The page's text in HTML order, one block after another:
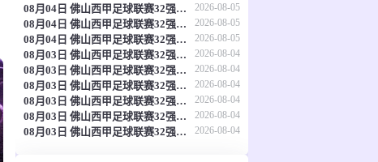
08月04日 佛山西甲足球联赛32强淘汰赛 贪玩游戏 VS 美的薪火 全场录像 2026-08-05
08月04日 佛山西甲足球联赛32强淘汰赛 广东西南建设 VS 香港圣徒 全场录像 2026-08-05
08月04日 佛山西甲足球联赛32强淘汰赛 藝品高國際 VS 湛江狂狼·粵辉能源 全场录像 2026-08-05
08月03日 佛山西甲足球联赛32强淘汰赛 广东凤铝 VS 湛江八部科技 全场录像 2026-08-04
08月03日 佛山西甲足球联赛32强淘汰赛 大塘控股 VS 茂名市点都得 全场录像 2026-08-04
08月03日 佛山西甲足球联赛32强淘汰赛 广州蜀地红 VS 广州戴拿模 全场录像 2026-08-04
08月03日 佛山西甲足球联赛32强淘汰赛 三水乐民兴健力宝 VS 中国澳门澳科精英 全场录像 2026-08-04
08月03日 佛山西甲足球联赛32强淘汰赛 广州求信 VS 顺德新青年 全场录像 2026-08-04
08月03日 佛山西甲足球联赛32强淘汰赛 广东客家青年 VS 广州英华思力U17 全场录像 2026-08-04